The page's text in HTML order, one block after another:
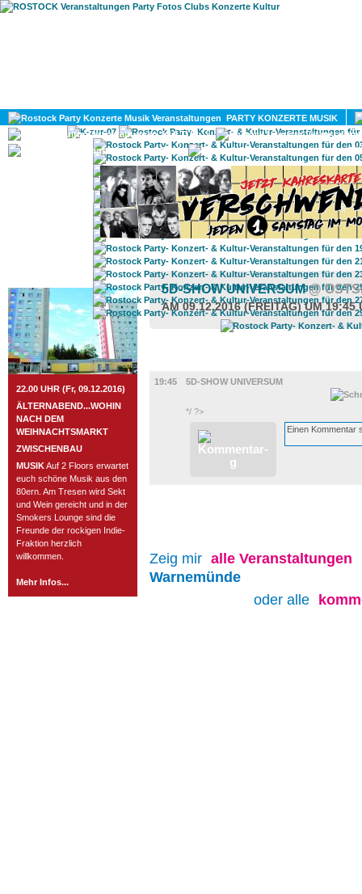
PARTY KONZERTE MUSIK
KULTUR
GAY
ROSTOCK TAGESTIPP
22.00 UHR (Fr, 09.12.2016)
ÄLTERNABEND...WOHIN
NACH DEM
WEIHNACHTSMARKT
ZWISCHENBAU
MUSIKAuf 2 Floors erwartet
euch schöne Musik aus den
80ern. Am Tresen wird Sekt
und Wein gereicht und in der
Smokers Lounge sind die
Freunde der rockigen Indie-
Fraktion herzlich
willkommen.
Mehr Infos...
5D-SHOW UNIVERSUM@
AM 09.12.2016 (FREITAG) UM 19:45
19:45
5D-SHOW UNIVERSUM
*/ ?>
Zeig mir alle Veranstaltungen
Warnemünde
oder alle